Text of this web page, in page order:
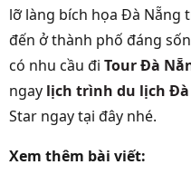
lỡ làng bích họa Đà Nẵng
đến ở thành phố đáng
có nhu cầu đi Tour Đà
ngay lịch trình du lịch Đà
Star ngay tại đây nhé.
Xem thêm bài viết: